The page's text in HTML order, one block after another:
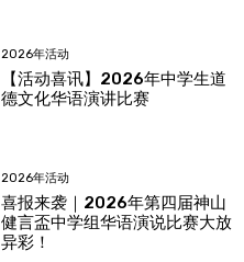
2026年活动
【活动喜讯】2026年中学生道
德文化华语演讲比赛
2026年活动
喜报来袭｜2026年第四届神山
健言盃中学组华语演说比赛大放
异彩！